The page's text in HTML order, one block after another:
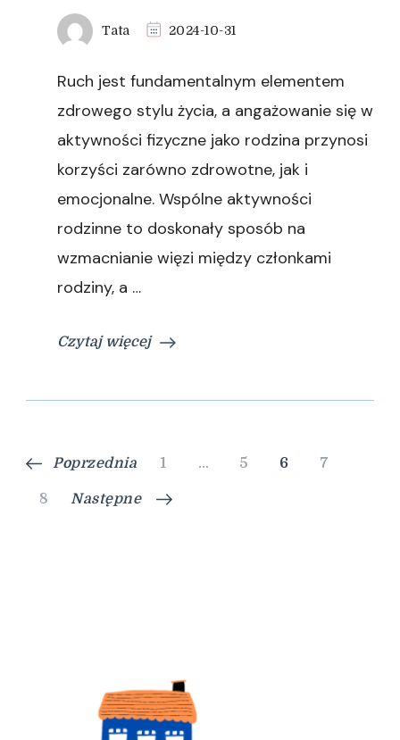
Tata 2024-10-31
Ruch jest fundamentalnym elementem
zdrowego stylu życia, a angażowanie się w
aktywności fizyczne jako rodzina przynosi
korzyści zarówno zdrowotne, jak i
emocjonalne. Wspólne aktywności
rodzinne to doskonały sposób na
wzmacnianie więzi między członkami
rodziny, a …
Czytaj więcej
Stronicowanie
wpisów
Poprzednia Strona
1 … Strona
5 Strona
6 Strona
7
Strona
8 Następne